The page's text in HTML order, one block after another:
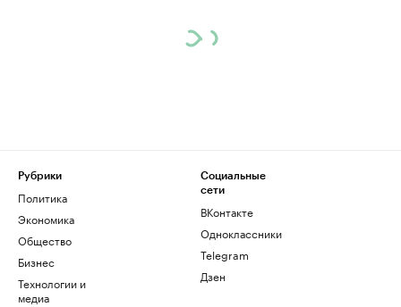
Рубрики
Политика
Экономика
Общество
Бизнес
Технологии и
медиа
Социальные
сети
ВКонтакте
Одноклассники
Telegram
Дзен